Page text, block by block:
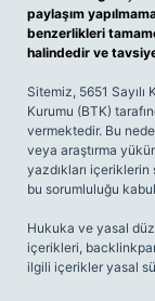
paylaşım
benzerlikleri
halindedir ve
Sitemiz, 5651
Kurumu (BTK)
vermektedir. Bu
veya araştırma
yazdıkları
bu sorumluluğu
Hukuka ve yasal
içerikleri,
ilgili içerikler yasal